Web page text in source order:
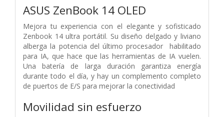
ASUS ZenBook 14 OLED
Mejora tu experiencia con el elegante y sofisticado
Zenbook 14 ultra portátil. Su diseño delgado y liviano
alberga la potencia del último procesador habilitado
para IA, que hace que las herramientas de IA vuelen.
Una batería de larga duración garantiza energía
durante todo el día, y hay un complemento completo
de puertos de E/S para mejorar la conectividad
Movilidad sin esfuerzo